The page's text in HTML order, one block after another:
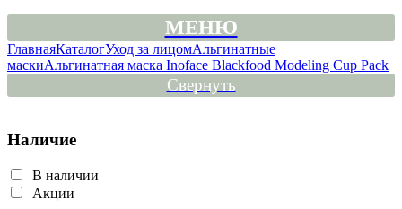
МЕНЮ
ГлавнаяКаталогУход за лицомАльгинатные
маскиАльгинатная маска Inoface Blackfood Modeling Cup Pack
Свернуть
Наличие
В наличии
Акции